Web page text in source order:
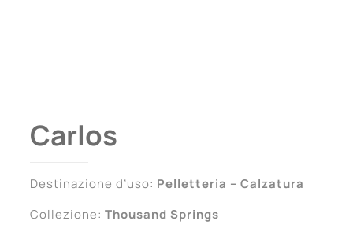
Carlos
Destinazione d’uso: Pelletteria – Calzatura
Collezione: Thousand Springs